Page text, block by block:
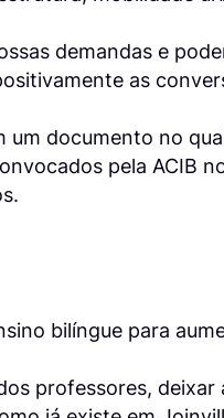
demandas e
as
documento no
pela ACIB
bilíngue para
professores, deixar